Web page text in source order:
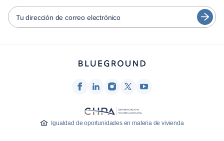
Operadores de alquiler amueblado
Propietarios
Socios de franquicia
Quiénes somos
Español
Français
Türkçe
Tu dirección de correo electrónico
Igualdad de oportunidades en materia de vivienda